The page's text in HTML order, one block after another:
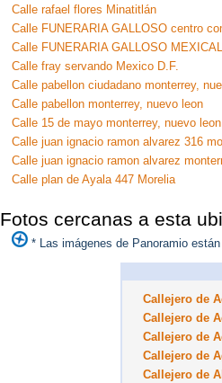
Calle rafael flores Minatitlán
Calle FUNERARIA GALLOSO centro
Calle FUNERARIA GALLOSO MEXICALI
Calle fray servando Mexico D.F.
Calle pabellon ciudadano monterrey,
Calle pabellon monterrey, nuevo leon
Calle 15 de mayo monterrey, nuevo leon
Calle juan ignacio ramon alvarez 316
Calle juan ignacio ramon alvarez
Calle plan de Ayala 447 Morelia
Fotos cercanas a esta
* Las imágenes de Panoramio
Callejero de
Callejero de
Callejero de
Callejero de
Callejero de